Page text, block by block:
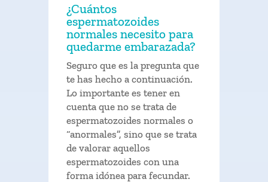
¿Cuántos
espermatozoides
normales necesito para
quedarme embarazada?
Seguro que es la pregunta que
te has hecho a continuación.
Lo importante es tener en
cuenta que no se trata de
espermatozoides normales o
“anormales”, sino que se trata
de valorar aquellos
espermatozoides con una
forma idónea para fecundar.